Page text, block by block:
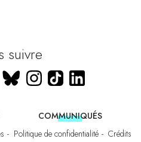
suivre
COMMUNIQUÉS
Politique de confidentialité
Crédits